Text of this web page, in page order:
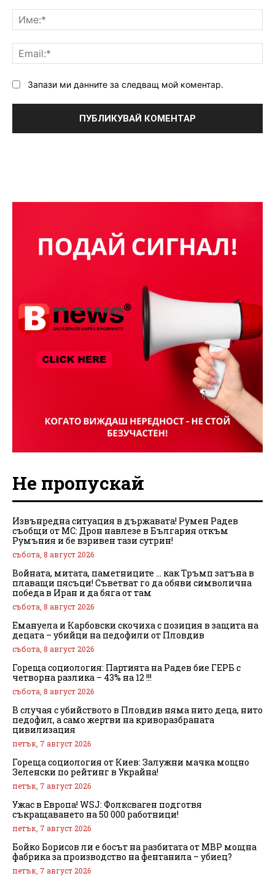
Запази ми данните за следващ мой коментар.
Не пропускай
Извънредна ситуация в държавата! Румен Радев
съобщи от МС: Дрон навлезе в България откъм
Румъния и бе взривен тази сутрин!
събота, 8 август 2026
Войната, митата, паметниците … как Тръмп затъна в
плаващи пясъци! Съветват го да обяви символична
победа в Иран и да бяга от там
събота, 8 август 2026
Емануела и Карбовски скочиха с позиция в защита на
децата – убийци на педофили от Пловдив
събота, 8 август 2026
Гореща социология: Партията на Радев бие ГЕРБ с
четворна разлика – 43% на 12 !!!
събота, 8 август 2026
В случая с убийството в Пловдив няма нито деца, нито
педофил, а само жертви на криворазбраната
цивилизация
петък, 7 август 2026
Гореща социология от Киев: Залужни мачка мощно
Зеленски по рейтинг в Украйна!
петък, 7 август 2026
Ужас в Европа! WSJ: Фолксваген подготвя
съкращаването на 50 000 работници!
петък, 7 август 2026
Бойко Борисов ли е босът на разбитата от МВР мощна
фабрика за производство на фентанила – убиец?
петък, 7 август 2026